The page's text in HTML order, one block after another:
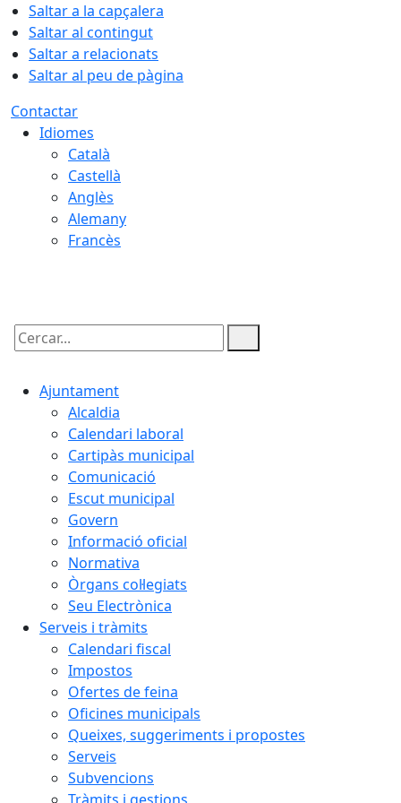
Saltar a la capçalera
Saltar al contingut
Saltar a relacionats
Saltar al peu de pàgina
Contactar
Idiomes
Català
Castellà
Anglès
Alemany
Francès
Cercar:
Ajuntament
Alcaldia
Calendari laboral
Cartipàs municipal
Comunicació
Escut municipal
Govern
Informació oficial
Normativa
Òrgans col·legiats
Seu Electrònica
Serveis i tràmits
Calendari fiscal
Impostos
Ofertes de feina
Oficines municipals
Queixes, suggeriments i propostes
Serveis
Subvencions